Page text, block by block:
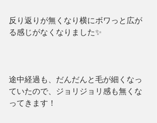
反り返りが無くなり横にボワっと広が
る感じがなくなりました✨
途中経過も、だんだんと毛が細くなっ
ていたので、ジョリジョリ感も無くな
ってきます！